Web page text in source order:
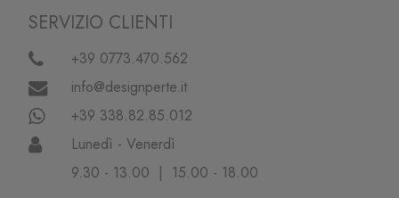
SERVIZIO CLIENTI
+39 0773.470.562
info@designperte.it
+39 338.82.85.012
Lunedì - Venerdì
9.30 - 13.00 | 15.00 - 18.00